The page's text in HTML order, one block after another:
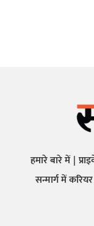
हमारे बारे में
सन्मार्ग में करियर